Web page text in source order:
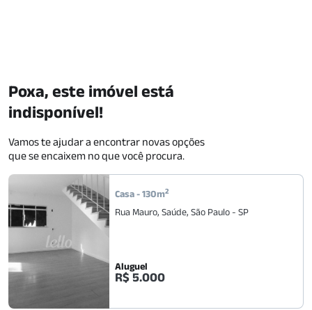
Casa-130m2
Rua Mauro, Saúde, São Paulo - SP
Aluguel
R$ 5.000
Poxa, este imóvel está
indisponível!
Vamos te ajudar a encontrar novas opções
que se encaixem no que você procura.